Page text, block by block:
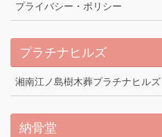
プライバシー・ポリシー
プラチナヒルズ
湘南江ノ島樹木葬プラチナヒルズ
納骨堂